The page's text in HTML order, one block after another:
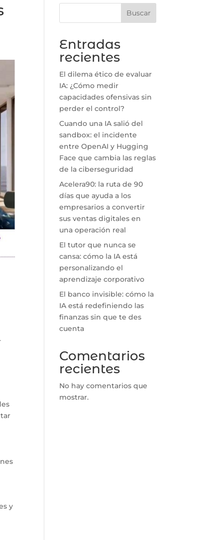
y
Buscar
Entradas
recientes
El dilema ético de evaluar
IA: ¿Cómo medir
capacidades ofensivas sin
perder el control?
Cuando una IA salió del
sandbox: el incidente
entre OpenAI y Hugging
Face que cambia las reglas
de la ciberseguridad
Acelera90: la ruta de 90
días que ayuda a los
empresarios a convertir
sus ventas digitales en
una operación real
El tutor que nunca se
cansa: cómo la IA está
personalizando el
aprendizaje corporativo
El banco invisible: cómo la
IA está redefiniendo las
finanzas sin que te des
cuenta
Comentarios
recientes
No hay comentarios que
mostrar.